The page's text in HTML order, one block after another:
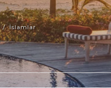
İslamlar